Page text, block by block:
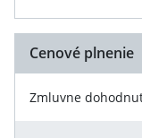
Cenové plnenie
Zmluvne